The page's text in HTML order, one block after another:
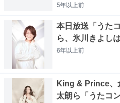
5年以上前
本日放送「うた
ら、氷川きよし
6年以上前
King & Prince、
太朗ら「うたコ